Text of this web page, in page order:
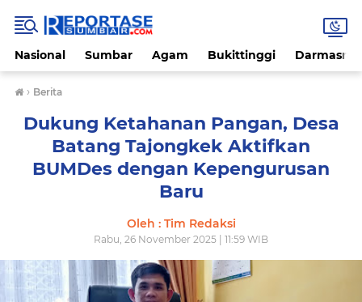
Nasional Sumbar Agam Bukittinggi
› Berita
Dukung Ketahanan Pangan, Desa
Batang Tajongkek Aktifkan
BUMDes dengan Kepengurusan
Baru
Oleh : Tim Redaksi
Rabu, 26 November 2025 | 11:59 WIB